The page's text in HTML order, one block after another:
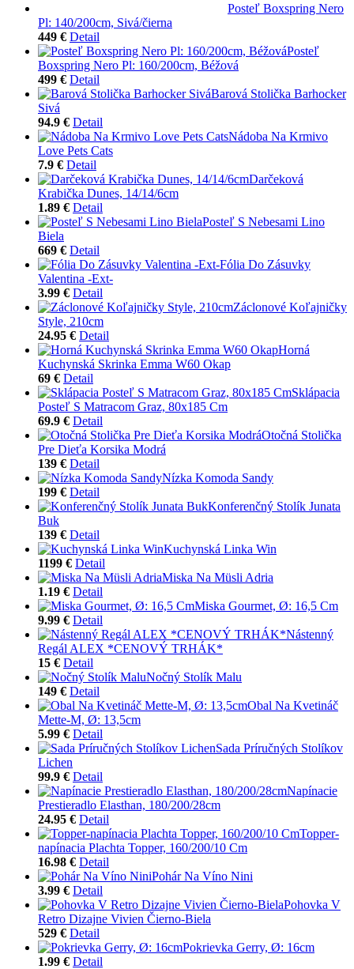
Posteľ Boxspring Nero
Pl: 140/200cm, Sivá/čierna
449 € Detail
Posteľ
Boxspring Nero Pl: 160/200cm, Béžová
499 € Detail
Barová Stolička Barhocker
Sivá
94.9 € Detail
Nádoba Na Krmivo
Love Pets Cats
7.9 € Detail
Darčeková
Krabička Dunes, 14/14/6cm
1.89 € Detail
Posteľ S Nebesami Lino
Biela
669 € Detail
Fólia Do Zásuvky
Valentina -Ext-
3.99 € Detail
Záclonové Koľajničky
Style, 210cm
24.95 € Detail
Horná
Kuchynská Skrinka Emma W60 Okap
69 € Detail
Sklápacia
Posteľ S Matracom Graz, 80x185 Cm
69.9 € Detail
Otočná Stolička
Pre Dieťa Korsika Modrá
139 € Detail
Nízka Komoda Sandy
199 € Detail
Konferenčný Stolík Junata
Buk
139 € Detail
Kuchynská Linka Win
1199 € Detail
Miska Na Müsli Adria
1.19 € Detail
Miska Gourmet, Ø: 16,5 Cm
9.99 € Detail
Nástenný
Regál ALEX *CENOVÝ TRHÁK*
15 € Detail
Nočný Stolík Malu
149 € Detail
Obal Na Kvetináč
Mette-M, Ø: 13,5cm
5.99 € Detail
Sada Príručných Stolíkov
Lichen
99.9 € Detail
Napínacie
Prestieradlo Elasthan, 180/200/28cm
24.95 € Detail
Topper-
napínacia Plachta Topper, 160/200/10 Cm
16.98 € Detail
Pohár Na Víno Nini
3.99 € Detail
Pohovka V
Retro Dizajne Vivien Čierno-Biela
529 € Detail
Pokrievka Gerry, Ø: 16cm
1.99 € Detail